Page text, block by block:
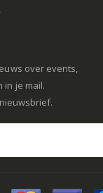
over events,
in je mail.